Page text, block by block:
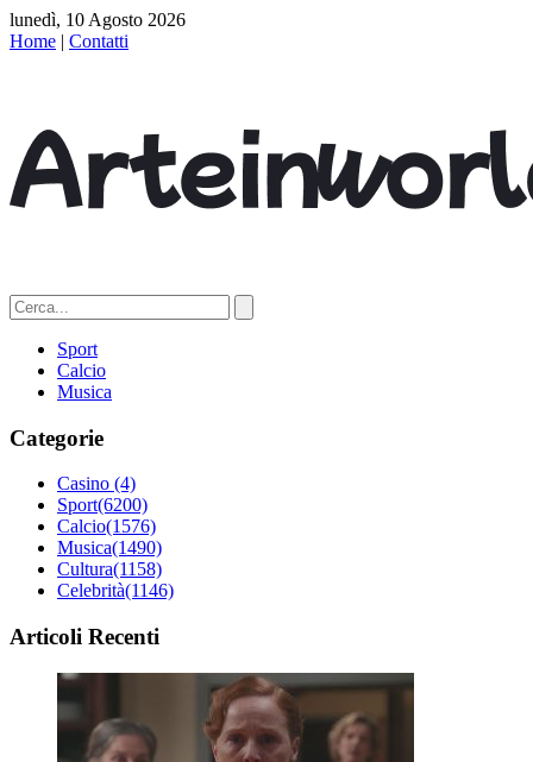
lunedì, 10 Agosto 2026
Home | Contatti
Sport
Calcio
Musica
Categorie
Casino (4)
Sport(6200)
Calcio(1576)
Musica(1490)
Cultura(1158)
Celebrità(1146)
Articoli Recenti